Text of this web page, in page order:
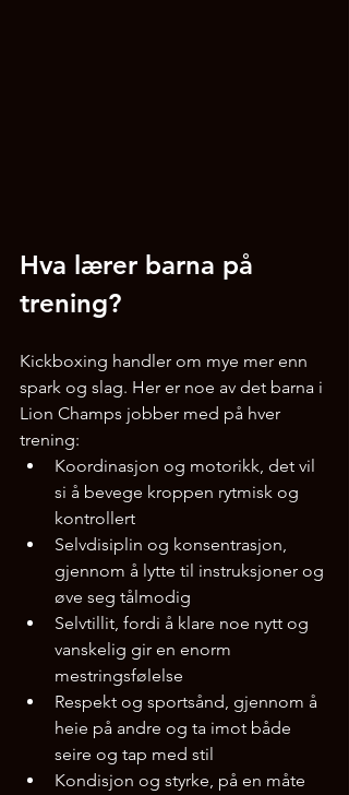
Hva lærer barna på
trening?
Kickboxing handler om mye mer enn
spark og slag. Her er noe av det barna i
Lion Champs jobber med på hver
trening:
Koordinasjon og motorikk, det vil
si å bevege kroppen rytmisk og
kontrollert
Selvdisiplin og konsentrasjon,
gjennom å lytte til instruksjoner og
øve seg tålmodig
Selvtillit, fordi å klare noe nytt og
vanskelig gir en enorm
mestringsfølelse
Respekt og sportsånd, gjennom å
heie på andre og ta imot både
seire og tap med stil
Kondisjon og styrke, på en måte